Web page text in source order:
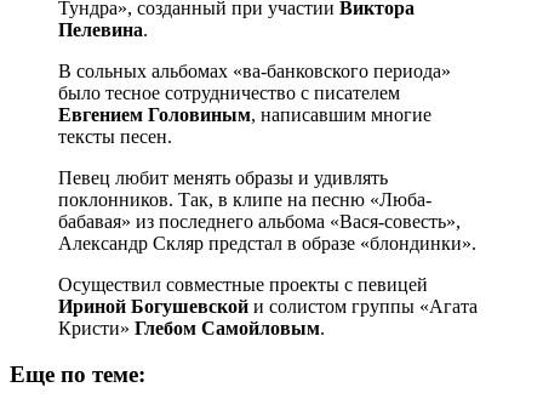
Тундра», созданный при участии Виктора
Пелевина.
В сольных альбомах «ва-банковского периода»
было тесное сотрудничество с писателем
Евгением Головиным, написавшим многие
тексты песен.
Певец любит менять образы и удивлять
поклонников. Так, в клипе на песню «Люба-
бабавая» из последнего альбома «Вася-совесть»,
Александр Скляр предстал в образе «блондинки».
Осуществил совместные проекты с певицей
Ириной Богушевской и солистом группы «Агата
Кристи» Глебом Самойловым.
Еще по теме: